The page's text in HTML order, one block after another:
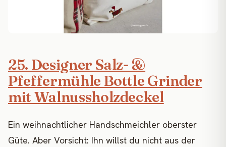
25. Designer Salz- &
Pfeffermühle Bottle Grinder
mit Walnussholzdeckel
Ein weihnachtlicher Handschmeichler oberster
Güte. Aber Vorsicht: Ihn willst du nicht aus der